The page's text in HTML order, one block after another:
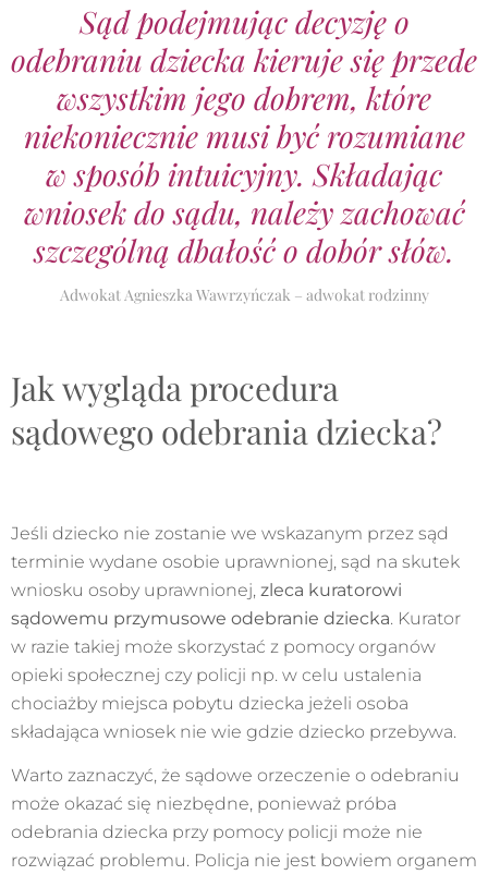
Sąd podejmując decyzję o
odebraniu dziecka kieruje się przede
wszystkim jego dobrem, które
niekoniecznie musi być rozumiane
w sposób intuicyjny. Składając
wniosek do sądu, należy zachować
szczególną dbałość o dobór słów.
Adwokat Agnieszka Wawrzyńczak – adwokat rodzinny
Jak wygląda procedura
sądowego odebrania dziecka?
Jeśli dziecko nie zostanie we wskazanym przez sąd
terminie wydane osobie uprawnionej, sąd na skutek
wniosku osoby uprawnionej, zleca kuratorowi
sądowemu przymusowe odebranie dziecka. Kurator
w razie takiej może skorzystać z pomocy organów
opieki społecznej czy policji np. w celu ustalenia
chociażby miejsca pobytu dziecka jeżeli osoba
składająca wniosek nie wie gdzie dziecko przebywa.
Warto zaznaczyć, że sądowe orzeczenie o odebraniu
może okazać się niezbędne, ponieważ próba
odebrania dziecka przy pomocy policji może nie
rozwiązać problemu. Policja nie jest bowiem organem